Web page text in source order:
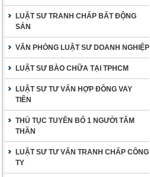
LUẬT SƯ TRANH CHẤP BẤT ĐỘNG
SẢN
VĂN PHÒNG LUẬT SƯ DOANH NGHIỆP
LUẬT SƯ BÀO CHỮA TẠI TPHCM
LUẬT SƯ TƯ VẤN HỢP ĐỒNG VAY
TIỀN
THỦ TỤC TUYÊN BỐ 1 NGƯỜI TÂM
THẦN
LUẬT SƯ TƯ VẤN TRANH CHẤP CÔNG
TY